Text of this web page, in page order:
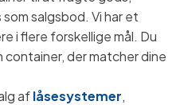
salgsbod. Vi har et
i flere forskellige mål. Du
container, der matcher dine
aflåsesystemer,